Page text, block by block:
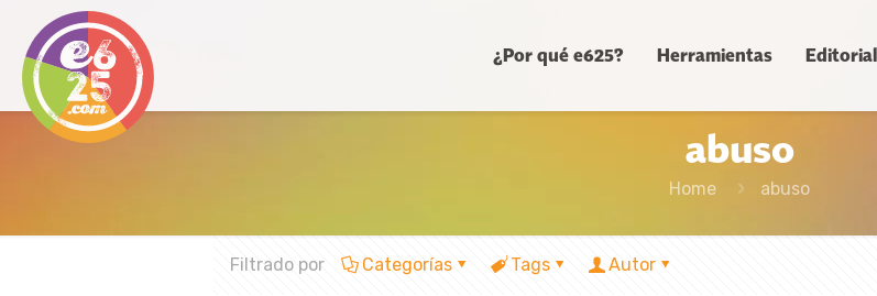
¿Por qué e625? Herramientas Editorial
abuso
Home abuso
Filtrado por Categorías Tags Autor